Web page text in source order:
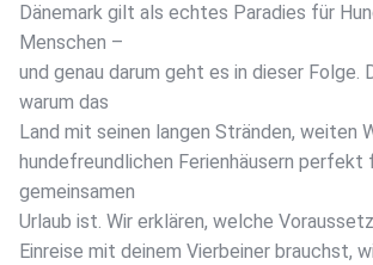
Dänemark gilt als echtes Paradies für
Menschen –
und genau darum geht es in dieser Folge.
warum das
Land mit seinen langen Stränden, weiten
hundefreundlichen Ferienhäusern perfekt
gemeinsamen
Urlaub ist. Wir erklären, welche
Einreise mit deinem Vierbeiner brauchst,